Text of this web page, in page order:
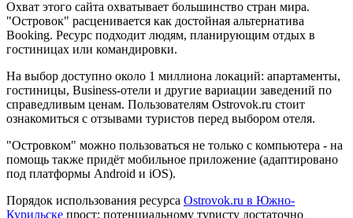
Охват этого сайта охватывает большинство стран мира.
"Островок" расценивается как достойная альтернатива
Booking. Ресурс подходит людям, планирующим отдых в
гостиницах или командировки.
На выбор доступно около 1 миллиона локаций: апартаменты,
гостиницы, Business-отели и другие вариации заведений по
справедливым ценам. Пользователям Ostrovok.ru стоит
ознакомиться с отзывами туристов перед выбором отеля.
"Островком" можно пользоваться не только с компьютера - на
помощь также придёт мобильное приложение (адаптировано
под платформы Android и iOS).
Порядок использования ресурса Ostrovok.ru в Южно-
Курильске прост: потенциальному туристу достаточно